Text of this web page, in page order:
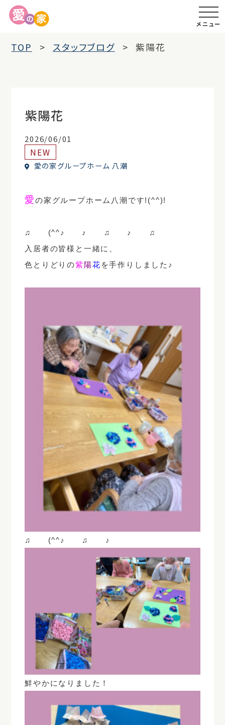
メニュー
TOP スタッフブログ 紫陽花
紫陽花
2026/06/01
NEW
愛の家グループホーム 八潮
愛の家グループホーム八潮です!(^^)!
♫ (^^♪ ♪ ♫ ♪ ♫
入居者の皆様と一緒に、
色とりどりの紫陽花 を手作りしました♪
♫ (^^♪ ♫ ♪
鮮やかになりました！